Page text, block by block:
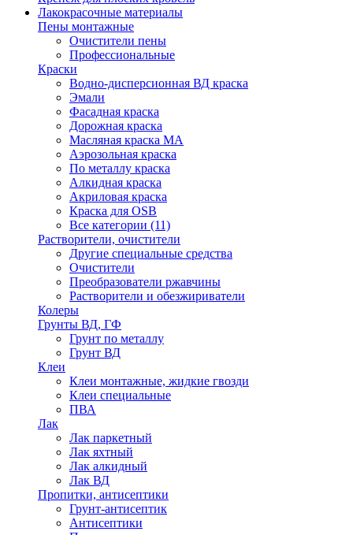
Лакокрасочные материалы
Пены монтажные
Очистители пены
Профессиональные
Краски
Водно-дисперсионная ВД краска
Эмали
Фасадная краска
Дорожная краска
Масляная краска МА
Аэрозольная краска
По металлу краска
Алкидная краска
Акриловая краска
Краска для OSB
Все категории (11)
Растворители, очистители
Другие специальные средства
Очистители
Преобразователи ржавчины
Растворители и обезжириватели
Колеры
Грунты ВД, ГФ
Грунт по металлу
Грунт ВД
Клеи
Клеи монтажные, жидкие гвозди
Клеи специальные
ПВА
Лак
Лак паркетный
Лак яхтный
Лак алкидный
Лак ВД
Пропитки, антисептики
Грунт-антисептик
Антисептики